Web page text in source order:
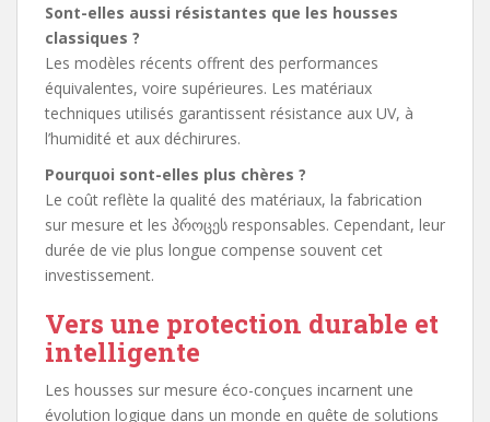
Sont-elles aussi résistantes que les housses
classiques ?
Les modèles récents offrent des performances
équivalentes, voire supérieures. Les matériaux
techniques utilisés garantissent résistance aux UV, à
l’humidité et aux déchirures.
Pourquoi sont-elles plus chères ?
Le coût reflète la qualité des matériaux, la fabrication
sur mesure et les პროცეს responsables. Cependant, leur
durée de vie plus longue compense souvent cet
investissement.
Vers une protection durable et
intelligente
Les housses sur mesure éco-conçues incarnent une
évolution logique dans un monde en quête de solutions